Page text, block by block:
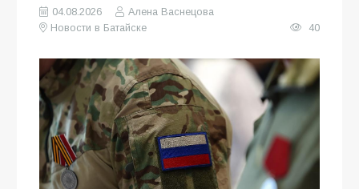
04.08.2026
Алена Васнецова
Новости в Батайске
40